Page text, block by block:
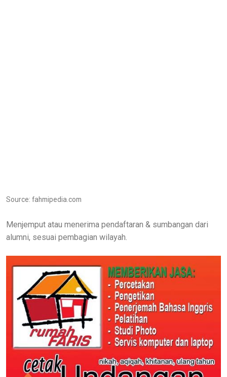
Source: fahmipedia.com
Menjemput atau menerima pendaftaran & sumbangan dari
alumni, sesuai pembagian wilayah.